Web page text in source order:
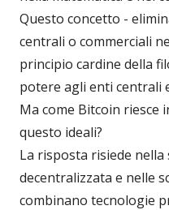
Questo concetto -
centrali o commerciali
principio cardine della
potere agli enti centrali
Ma come Bitcoin riesce
questo ideali?
La risposta risiede
decentralizzata e nelle
combinano tecnologie